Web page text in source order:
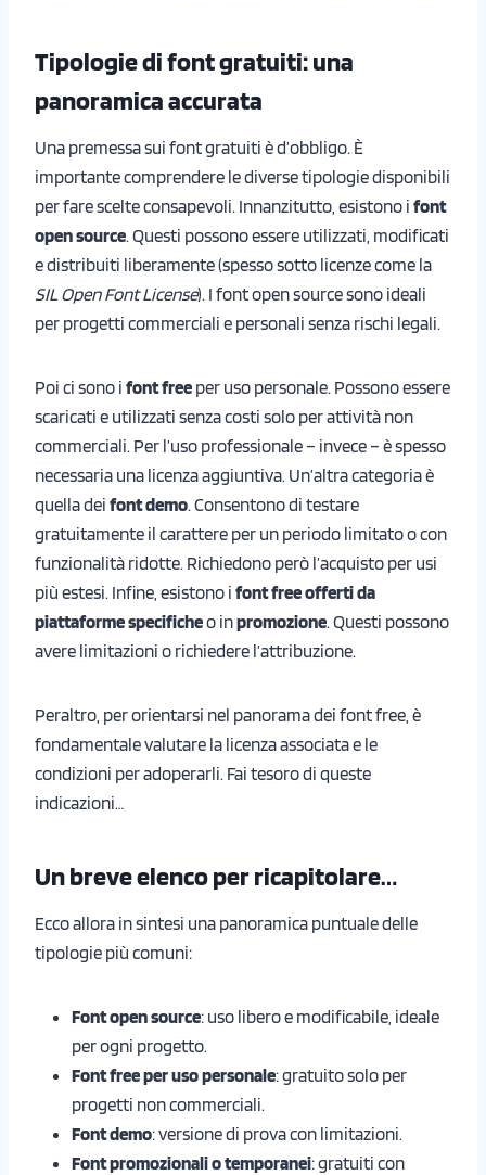
Tipologie di font gratuiti: una
panoramica accurata
Una premessa sui font gratuiti è d’obbligo. È
importante comprendere le diverse tipologie disponibili
per fare scelte consapevoli. Innanzitutto, esistono i font
open source. Questi possono essere utilizzati, modificati
e distribuiti liberamente (spesso sotto licenze come la
SIL Open Font License). I font open source sono ideali
per progetti commerciali e personali senza rischi legali.
Poi ci sono i font free per uso personale. Possono essere
scaricati e utilizzati senza costi solo per attività non
commerciali. Per l’uso professionale – invece – è spesso
necessaria una licenza aggiuntiva. Un’altra categoria è
quella dei font demo. Consentono di testare
gratuitamente il carattere per un periodo limitato o con
funzionalità ridotte. Richiedono però l’acquisto per usi
più estesi. Infine, esistono i font free offerti da
piattaforme specificheo inpromozione. Questi possono
avere limitazioni o richiedere l’attribuzione.
Peraltro, per orientarsi nel panorama dei font free, è
fondamentale valutare la licenza associata e le
condizioni per adoperarli. Fai tesoro di queste
indicazioni…
Un breve elenco per ricapitolare…
Ecco allora in sintesi una panoramica puntuale delle
tipologie più comuni:
Font open source: uso libero e modificabile, ideale
per ogni progetto.
Font free per uso personale: gratuito solo per
progetti non commerciali.
Font demo: versione di prova con limitazioni.
Font promozionali o temporanei: gratuiti con